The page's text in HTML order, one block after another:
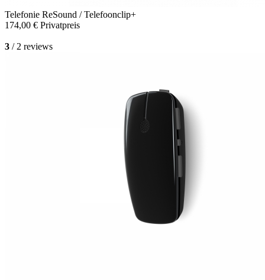
Telefonie ReSound / Telefoonclip+
174,00 € Privatpreis
3 / 2 reviews